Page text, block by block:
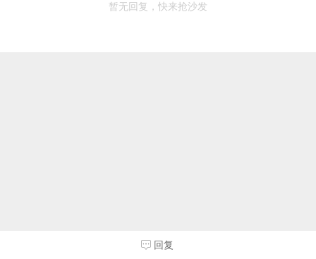
暂无回复，快来抢沙发
回复